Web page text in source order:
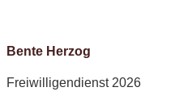
Bente Herzog
Freiwilligendienst 2026